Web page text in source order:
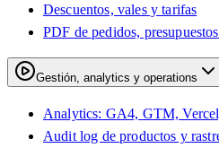
Descuentos, vales y tarifas
PDF de pedidos,
Gestión, analytics y operations
Analytics: GA4, GTM,
Audit log de productos y